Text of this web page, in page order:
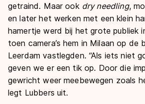
getraind. Maar ook dry needling,
en later het werken met een klein
hamertje werd bij het grote publiek
toen camera’s hem in Milaan op de
Leerdam vastlegden. “Als iets niet
geven we er een tik op. Door die
gewricht weer meebewegen zoals
legt Lubbers uit.